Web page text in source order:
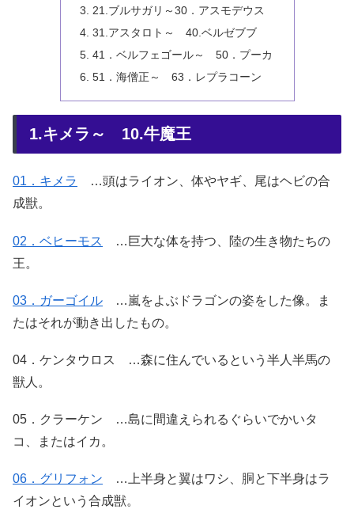
21.ブルサガリ～30．アスモデウス
31.アスタロト～ 40.ベルゼブブ
41．ベルフェゴール～ 50．プーカ
51．海僧正～ 63．レプラコーン
1.キメラ～ 10.牛魔王
01．キメラ
…頭はライオン、体やヤギ、尾はヘビの合
成獣。
02．ベヒーモス
…巨大な体を持つ、陸の生き物たちの
王。
03．ガーゴイル …嵐をよぶドラゴンの姿をした像。ま
たはそれが動き出したもの。
04．ケンタウロス …森に住んでいるという半人半馬の
獣人。
05．クラーケン …島に間違えられるぐらいでかいタ
コ、またはイカ。
06．グリフォン …上半身と翼はワシ、胴と下半身はラ
イオンという合成獣。